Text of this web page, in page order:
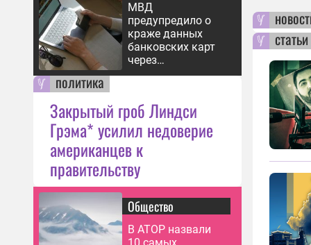
МВД
предупредило о
краже данных
банковских карт
через
фишинговые
политика
Закрытый гроб Линдси
Грэма* усилил недоверие
американцев к
правительству
Общество
В АТОР назвали
статьи